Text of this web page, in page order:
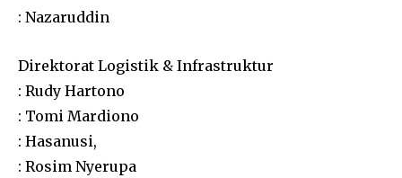
: Nazaruddin
Direktorat Logistik & Infrastruktur
: Rudy Hartono
: Tomi Mardiono
: Hasanusi,
: Rosim Nyerupa